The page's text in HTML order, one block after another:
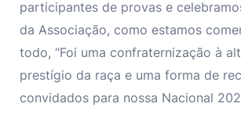
participantes de provas e
da Associação, como estamos
todo, “Foi uma confraternização à
prestígio da raça e uma forma de
convidados para nossa Nacional